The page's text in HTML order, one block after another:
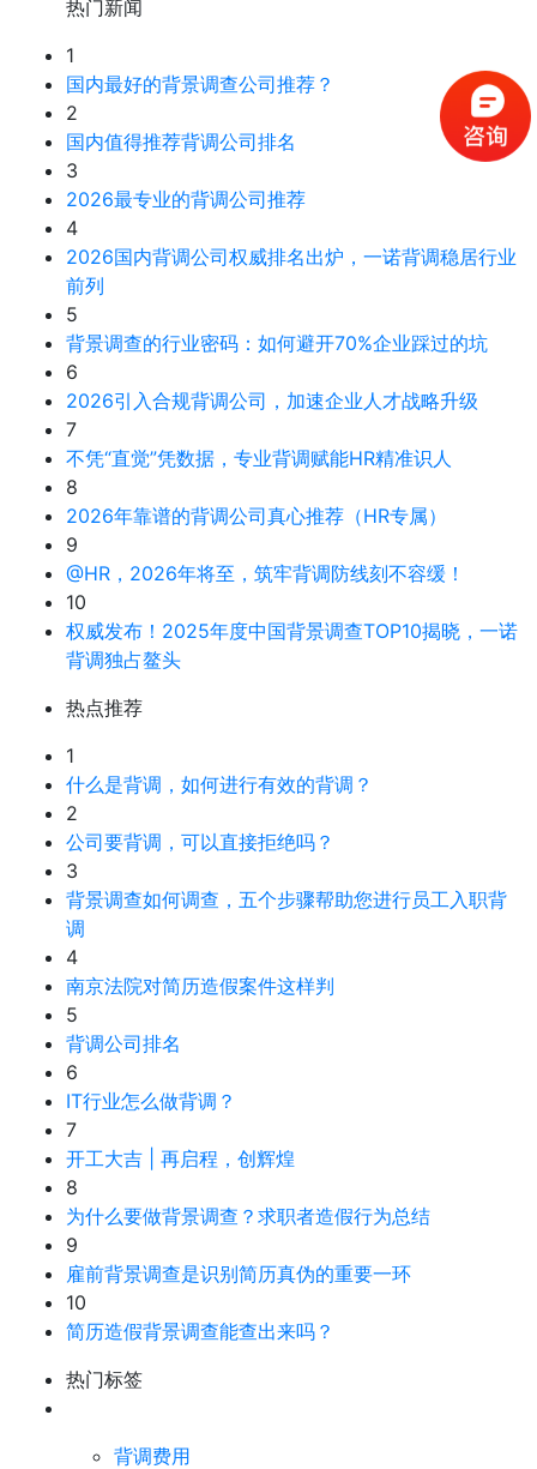
热门新闻
1
国内最好的背景调查公司推荐？
2
国内值得推荐背调公司排名
3
2026最专业的背调公司推荐
4
2026国内背调公司权威排名出炉，一诺背调稳居行业
前列
5
背景调查的行业密码：如何避开70%企业踩过的坑
6
2026引入合规背调公司，加速企业人才战略升级
7
不凭“直觉”凭数据，专业背调赋能HR精准识人
8
2026年靠谱的背调公司真心推荐（HR专属）
9
@HR，2026年将至，筑牢背调防线刻不容缓！
10
权威发布！2025年度中国背景调查TOP10揭晓，一诺
背调独占鳌头
热点推荐
1
什么是背调，如何进行有效的背调？
2
公司要背调，可以直接拒绝吗？
3
背景调查如何调查，五个步骤帮助您进行员工入职背
调
4
南京法院对简历造假案件这样判
5
背调公司排名
6
IT行业怎么做背调？
7
开工大吉 | 再启程，创辉煌
8
为什么要做背景调查？求职者造假行为总结
9
雇前背景调查是识别简历真伪的重要一环
10
简历造假背景调查能查出来吗？
热门标签
背调费用